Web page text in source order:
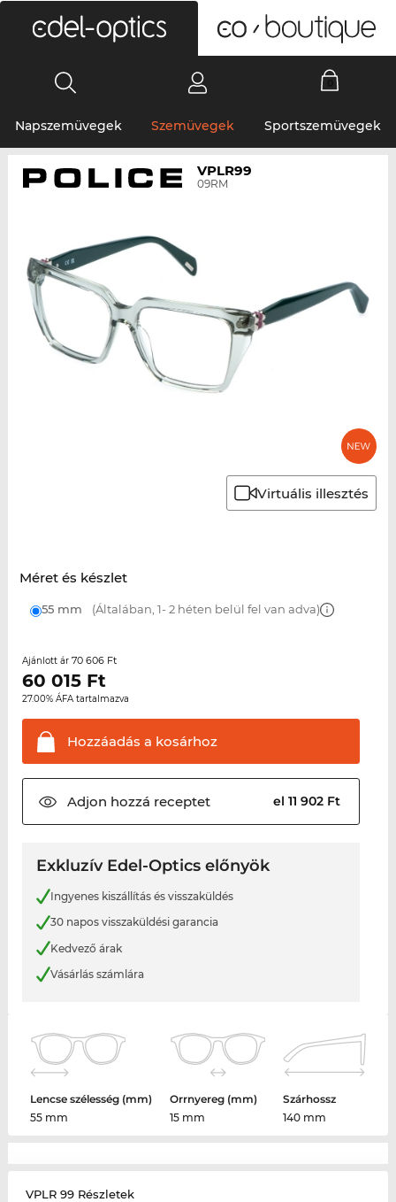
Napszemüvegek Szemüvegek Sportszemüvegek
VPLR99
09RM
Virtuális illesztés
Méret és készlet
55 mm (Általában, 1- 2 héten belül fel van adva)
Ajánlott ár 70 606 Ft
60 015Ft
27.00% ÁFA tartalmazva
Hozzáadás a kosárhoz
Adjon hozzá receptet el 11 902 Ft
Exkluzív Edel-Optics előnyök
Ingyenes kiszállítás és visszaküldés
30 napos visszaküldési garancia
Kedvező árak
Vásárlás számlára
Lencse szélesség (mm)
55 mm
Orrnyereg (mm)
15 mm
Szárhossz
140 mm
VPLR 99 Részletek